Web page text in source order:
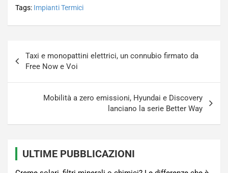
Tags: Impianti Termici
articoli
Taxi e monopattini elettrici, un connubio firmato da
Free Now e Voi
Mobilità a zero emissioni, Hyundai e Discovery
lanciano la serie Better Way
ULTIME PUBBLICAZIONI